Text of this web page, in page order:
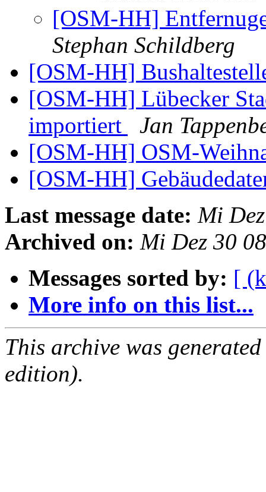
[OSM-HH]
Stephan Schildberg
[OSM-HH]
[OSM-HH] Lübecker
importiert
Jan
[OSM-HH] OSM-
[OSM-HH]
Last message date: Mi
Archived on: Mi Dez 30
Messages sorted by: [
More info on this list...
This archive was
edition).